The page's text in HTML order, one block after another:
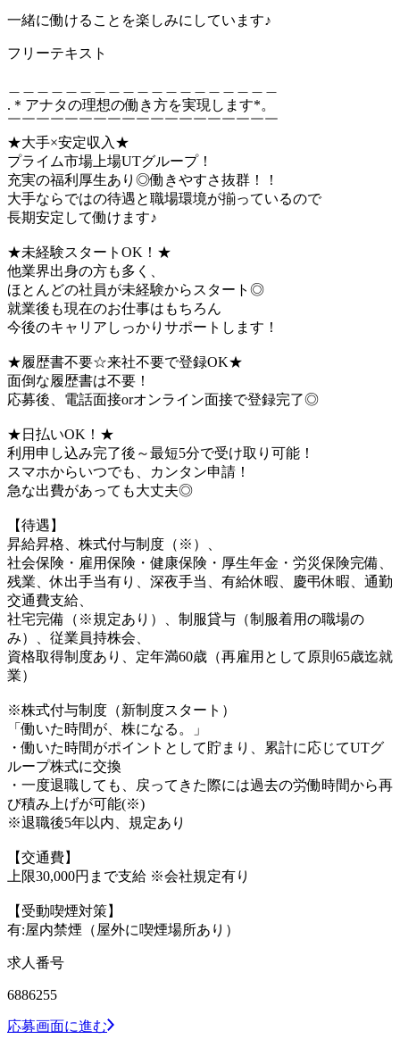
一緒に働けることを楽しみにしています♪
フリーテキスト
.＊アナタの理想の働き方を実現します*。
￣￣￣￣￣￣￣￣￣￣￣￣￣￣￣￣￣￣￣
★大手×安定収入★
プライム市場上場UTグループ！
充実の福利厚生あり◎働きやすさ抜群！！
大手ならではの待遇と職場環境が揃っているので
長期安定して働けます♪
★未経験スタートOK！★
他業界出身の方も多く、
ほとんどの社員が未経験からスタート◎
就業後も現在のお仕事はもちろん
今後のキャリアしっかりサポートします！
★履歴書不要☆来社不要で登録OK★
面倒な履歴書は不要！
応募後、電話面接orオンライン面接で登録完了◎
★日払いOK！★
利用申し込み完了後～最短5分で受け取り可能！
スマホからいつでも、カンタン申請！
急な出費があっても大丈夫◎
【待遇】
昇給昇格、株式付与制度（※）、
社会保険・雇用保険・健康保険・厚生年金・労災保険完備、
残業、休出手当有り、深夜手当、有給休暇、慶弔休暇、通勤
交通費支給、
社宅完備（※規定あり）、制服貸与（制服着用の職場の
み）、従業員持株会、
資格取得制度あり、定年満60歳（再雇用として原則65歳迄就
業）
※株式付与制度（新制度スタート）
「働いた時間が、株になる。」
・働いた時間がポイントとして貯まり、累計に応じてUTグ
ループ株式に交換
・一度退職しても、戻ってきた際には過去の労働時間から再
び積み上げが可能(※)
※退職後5年以内、規定あり
【交通費】
上限30,000円まで支給 ※会社規定有り
【受動喫煙対策】
有:屋内禁煙（屋外に喫煙場所あり）
求人番号
6886255
応募画面に進む